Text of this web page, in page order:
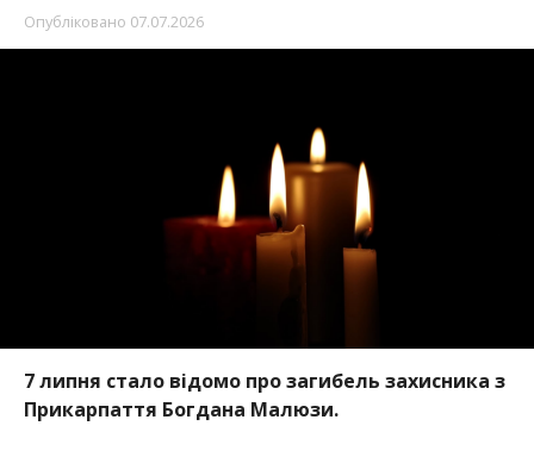
Опубліковано 07.07.2026
7 липня стало відомо про загибель захисника з
Прикарпаття Богдана Малюзи.